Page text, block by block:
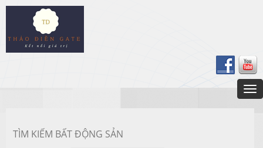
TÌM KIẾM BẤT ĐỘNG SẢN